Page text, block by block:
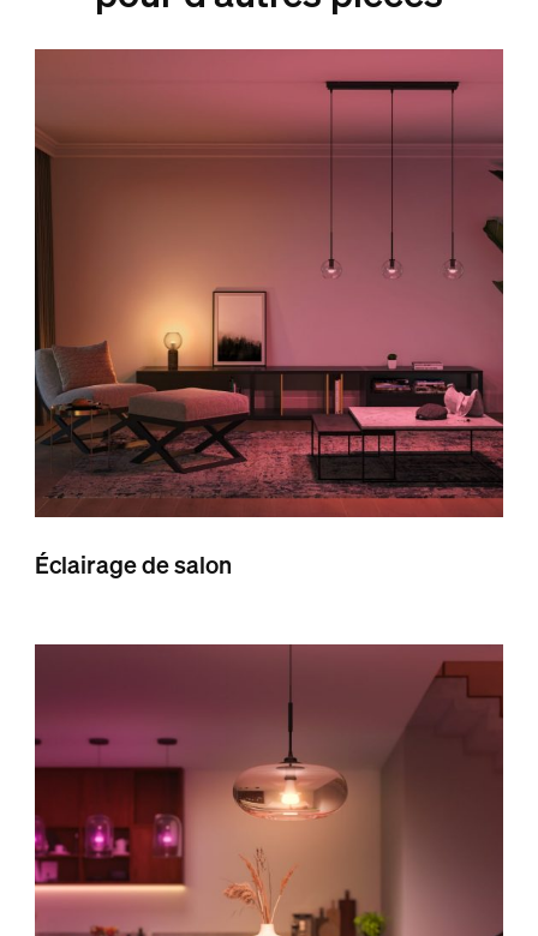
Éclairage de salon